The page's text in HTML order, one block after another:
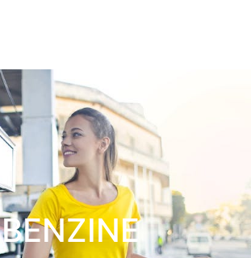
BENZINE